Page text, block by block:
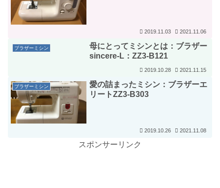
2019.11.03 2021.11.06
ブラザーミシン
母にとってミシンとは：ブラザー
sincere-L：ZZ3-B121
2019.10.28 2021.11.15
ブラザーミシン
愛の詰まったミシン：ブラザーエ
リートZZ3-B303
2019.10.26 2021.11.08
スポンサーリンク